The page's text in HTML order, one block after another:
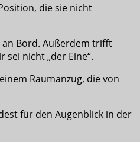
die sie nicht
an Bord. Außerdem trifft
nicht „der Eine“.
Raumanzug, die von
für den Augenblick in der